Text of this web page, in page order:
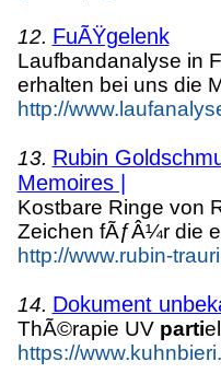
12. FuÃŸgelenk
Laufbandanalyse in
erhalten bei uns die
http://
13. Rubin
Memoires |
Kostbare Ringe von
Zeichen fÃƒÂ¼r die
http://www.rubin-
14. Dokument
ThÃ©rapie UV parti
https://